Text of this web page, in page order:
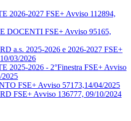
2026-2027 FSE+ Avviso 112894,
DOCENTI FSE+ Avviso 95165,
a.s. 2025-2026 e 2026-2027 FSE+
03/2026
2025-2026 - 2°Finestra FSE+ Avviso
2025
FSE+ Avviso 57173,14/04/2025
FSE+ Avviso 136777, 09/10/2024